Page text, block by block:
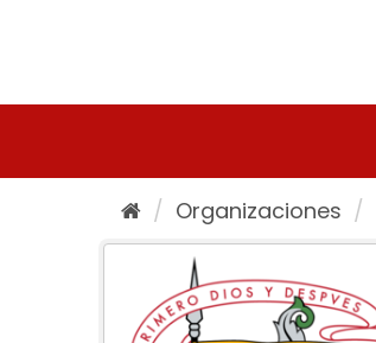
Organizaciones